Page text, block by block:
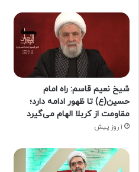
شیخ نعیم قاسم: راه امام
حسین(ع) تا ظهور ادامه دارد؛
مقاومت از کربلا الهام می‌گیرد
1 روز پیش